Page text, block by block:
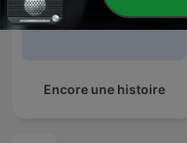
Encore une histoire